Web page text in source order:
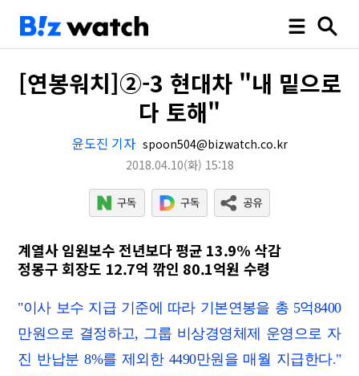
[연봉워치]②-3 현대차 "내 밑으로
다 토해"
윤도진 기자 spoon504@bizwatch.co.kr
2018.04.10(화) 15:18
계열사 임원보수 전년보다 평균 13.9% 삭감
정몽구 회장도 12.7억 깎인 80.1억원 수령
"이사 보수 지급 기준에 따라 기본연봉을 총 5억8400
만원으로 결정하고, 그룹 비상경영체제 운영으로 자
진 반납분 8%를 제외한 4490만원을 매월 지급한다."